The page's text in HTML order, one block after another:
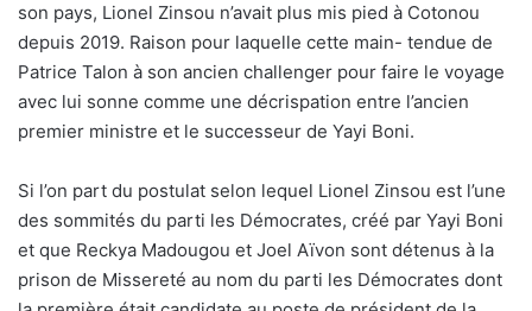
son pays, Lionel Zinsou n’avait plus mis pied à Cotonou
depuis 2019. Raison pour laquelle cette main- tendue de
Patrice Talon à son ancien challenger pour faire le voyage
avec lui sonne comme une décrispation entre l’ancien
premier ministre et le successeur de Yayi Boni.
Si l’on part du postulat selon lequel Lionel Zinsou est l’une
des sommités du parti les Démocrates, créé par Yayi Boni
et que Reckya Madougou et Joel Aïvon sont détenus à la
prison de Missereté au nom du parti les Démocrates dont